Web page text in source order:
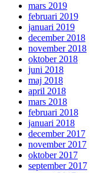
mars 2019
februari 2019
januari 2019
december 2018
november 2018
oktober 2018
juni 2018
maj 2018
april 2018
mars 2018
februari 2018
januari 2018
december 2017
november 2017
oktober 2017
september 2017